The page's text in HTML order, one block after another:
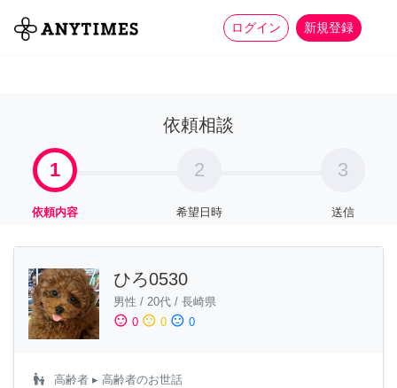
ログイン 新規登録
全て 家事 more_horiz
依頼相談
1
依頼内容
2
希望日時
3
送信
ひろ0530
男性 / 20代 / 長崎県
sentiment_satisfied 0 sentiment_neutral 0 sentiment_dissatisfied 0
escalator_warning 高齢者 ▸ 高齢者のお世話